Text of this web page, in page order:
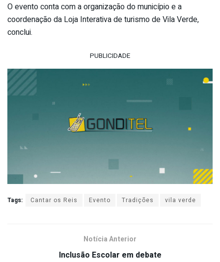
O evento conta com a organização do município e a
coordenação da Loja Interativa de turismo de Vila Verde,
conclui.
PUBLICIDADE
Tags: Cantar os Reis Evento Tradições vila verde
Notícia Anterior
Inclusão Escolar em debate